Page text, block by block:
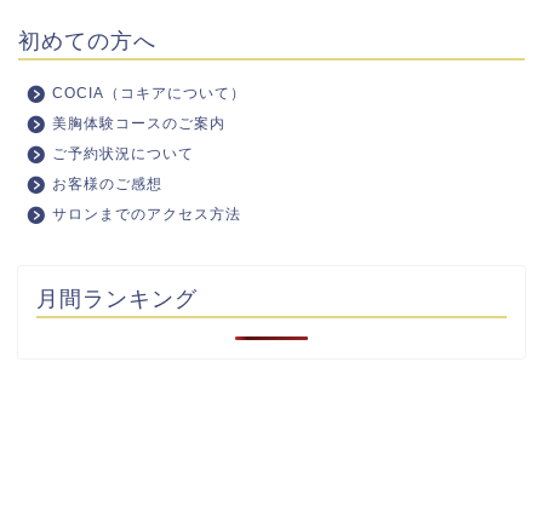
初めての方へ
COCIA（コキアについて）
美胸体験コースのご案内
ご予約状況について
お客様のご感想
サロンまでのアクセス方法
月間ランキング